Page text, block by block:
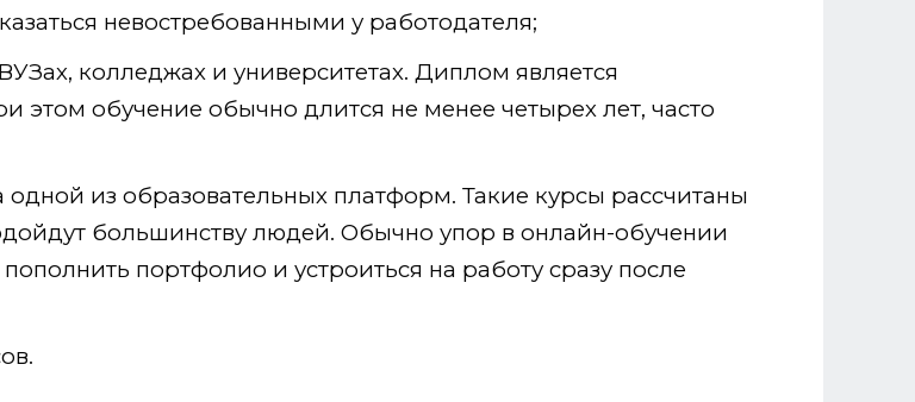
невостребованными у работодателя;
колледжах и университетах. Диплом является
этом обучение обычно длится не менее четырех лет, часто
из образовательных платформ. Такие курсы рассчитаны
большинству людей. Обычно упор в онлайн-обучении
портфолио и устроиться на работу сразу после